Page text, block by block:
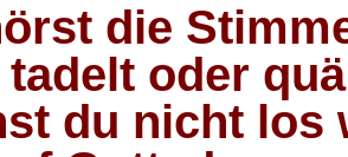
die
oder
du nicht los